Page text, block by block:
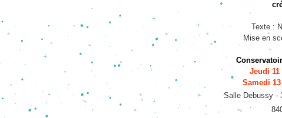
Texte :
Mise en
Jeudi 11
Samedi
Salle Debussy -